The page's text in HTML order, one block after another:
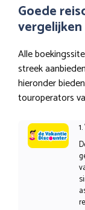
Goede
Alle
streek
hieronder
touroperators